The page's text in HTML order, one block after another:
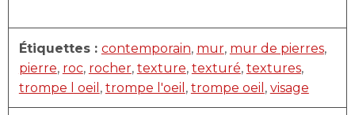
Étiquettes : contemporain, mur, mur de pierres,
pierre, roc, rocher, texture, texturé, textures,
trompe l oeil , trompe l'oeil , trompe oeil , visage